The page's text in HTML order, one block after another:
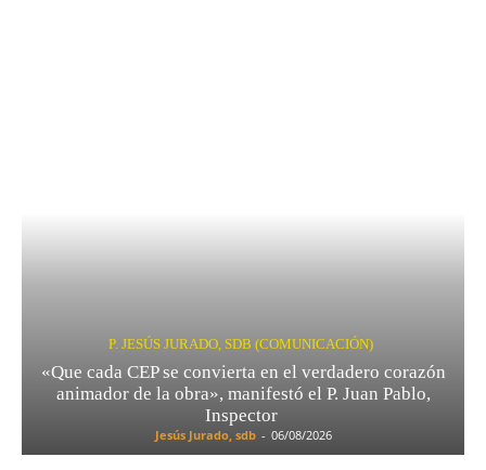
P. JESÚS JURADO, SDB (COMUNICACIÓN)
«Que cada CEP se convierta en el verdadero corazón
animador de la obra», manifestó el P. Juan Pablo,
Inspector
Jesús Jurado, sdb - 06/08/2026